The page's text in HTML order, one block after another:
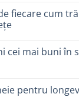
fiecare cum
cei mai buni în
pentru